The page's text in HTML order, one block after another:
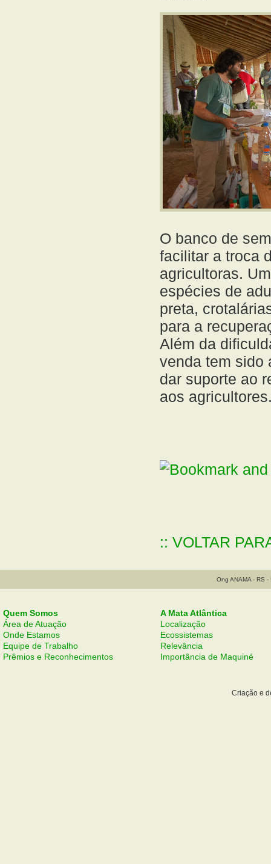
O banco de
facilitar a troca
agricultoras.
espécies de
preta,
para a
Além da
venda tem sido
dar suporte ao
aos
:: VOLTAR
Ong ANAMA - RS
Quem Somos
Área de Atuação
Onde Estamos
Equipe de Trabalho
Prêmios e Reconhecimentos
A Mata Atlântica
Localização
Ecossistemas
Relevância
Importância de Maquiné
Criação e